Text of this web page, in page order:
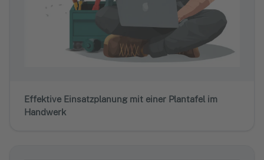
Effektive Einsatzplanung mit einer Plantafel im
Handwerk